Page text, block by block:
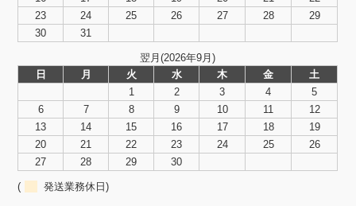
23
24 25 26 27 28
29
30
31
翌月(2026年9月)
日
月 火 水 木 金
土
1
2 3 4
5
6
7 8 9 10 11
12
13
14 15 16 17 18
19
20
21 22 23 24 25
26
27
28 29 30
( 発送業務休日)